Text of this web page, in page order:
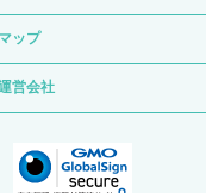
ップ
営会社